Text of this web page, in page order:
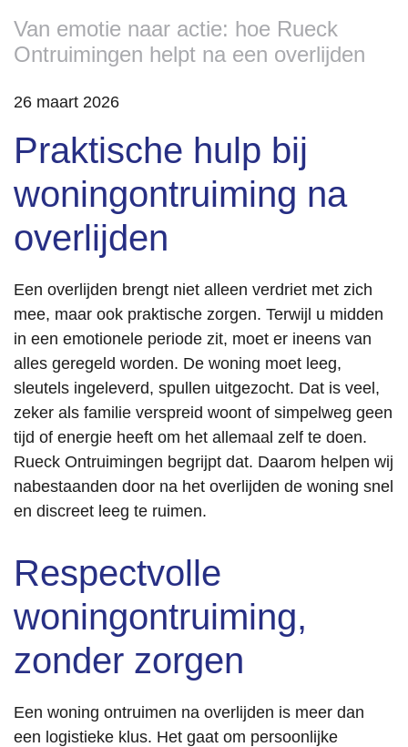
Van emotie naar actie: hoe Rueck
Ontruimingen helpt na een overlijden
26 maart 2026
Praktische hulp bij
woningontruiming na
overlijden
Een overlijden brengt niet alleen verdriet met zich
mee, maar ook praktische zorgen. Terwijl u midden
in een emotionele periode zit, moet er ineens van
alles geregeld worden. De woning moet leeg,
sleutels ingeleverd, spullen uitgezocht. Dat is veel,
zeker als familie verspreid woont of simpelweg geen
tijd of energie heeft om het allemaal zelf te doen.
Rueck Ontruimingen begrijpt dat. Daarom helpen wij
nabestaanden door na het overlijden de woning snel
en discreet leeg te ruimen.
Respectvolle
woningontruiming,
zonder zorgen
Een woning ontruimen na overlijden is meer dan
een logistieke klus. Het gaat om persoonlijke